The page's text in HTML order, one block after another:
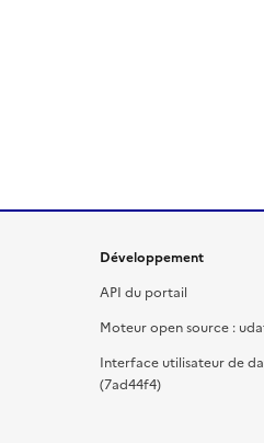
Développement
API du portail
Moteur open source :
Interface utilisateur de
(7ad44f4)